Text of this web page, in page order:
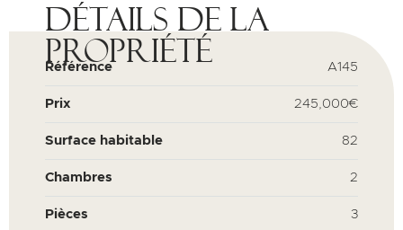
Détails de la
propriété
Référence A145
Prix 245,000€
Surface habitable 82
Chambres 2
Pièces 3